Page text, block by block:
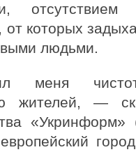
от которых
людьми.
меня
жителей, —